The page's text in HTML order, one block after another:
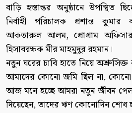
বাড়ি হস্তান্তর অনুষ্ঠানে উপস্থিত
নির্বাহী পরিচালক প্রশান্ত
আকতারুল আলম, প্রোগ্রাম
হিসাবরক্ষক মীর মাহমুদুর রহমান।
নতুন ঘরের চাবি হাতে নিয়ে
আমাদের কোনো জমি ছিল না, কোনো
আজ মনে হচ্ছে আমরা নতুন জীবন
দিয়েছেন, তাদের ঋণ কোনোদিন শোধ